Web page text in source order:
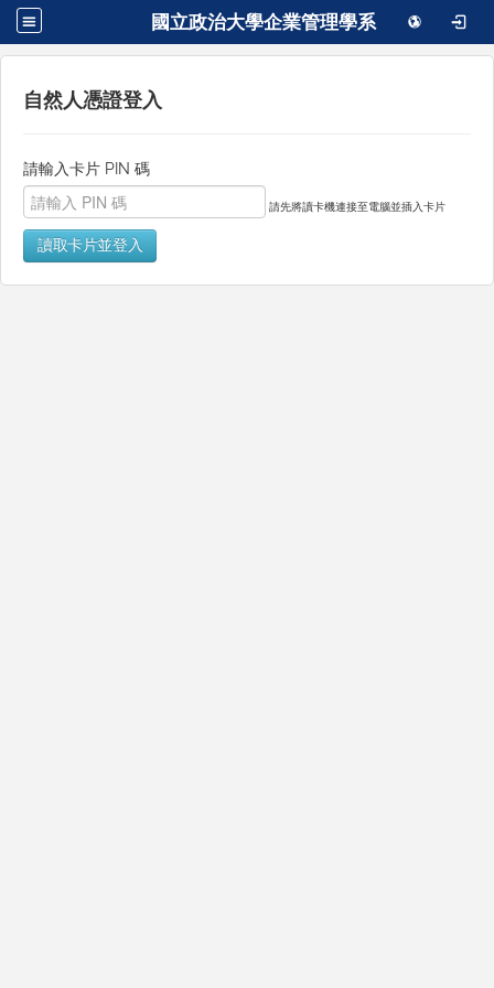
國立政治大學企業管理學系
自然人憑證登入
請輸入卡片 PIN 碼
請先將讀卡機連接至電腦並插入卡片
讀取卡片並登入